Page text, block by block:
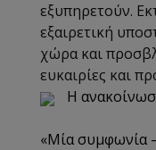
εξυπηρετούν.
εξαιρετική
χώρα και
ευκαιρίες και
Η
«Μία συμφωνία